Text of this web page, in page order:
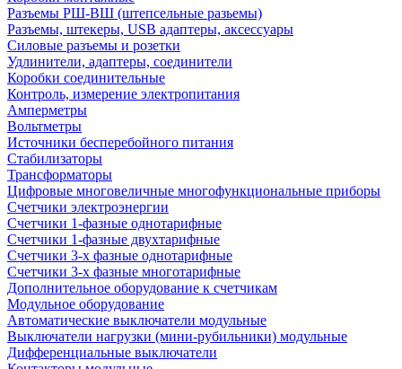
Разъемы РШ-ВШ (штепсельные разьемы)
Разъемы, штекеры, USB адаптеры, аксессуары
Силовые разъемы и розетки
Удлинители, адаптеры, соединители
Коробки соединительные
Контроль, измерение электропитания
Амперметры
Вольтметры
Источники бесперебойного питания
Стабилизаторы
Трансформаторы
Цифровые многовеличные многофункциональные приборы
Счетчики электроэнергии
Счетчики 1-фазные однотарифные
Счетчики 1-фазные двухтарифные
Счетчики 3-х фазные однотарифные
Счетчики 3-х фазные многотарифные
Дополнительное оборудование к счетчикам
Модульное оборудование
Автоматические выключатели модульные
Выключатели нагрузки (мини-рубильники) модульные
Дифференциальные выключатели